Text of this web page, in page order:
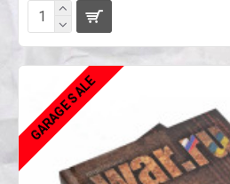
GARAGE SALE